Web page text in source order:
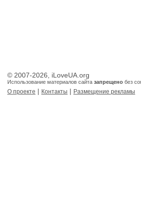
© 2007-2026, iLoveUA.org
Использование материалов сайта запрещено без
О проекте | Контакты | Размещение рекламы